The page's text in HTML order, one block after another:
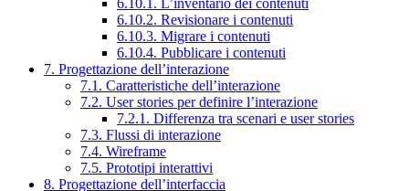
6.10.2. Revisionare i contenuti
6.10.3. Migrare i contenuti
6.10.4. Pubblicare i contenuti
7. Progettazione dell’interazione
7.1. Caratteristiche dell’interazione
7.2. User stories per definire l’interazione
7.2.1. Differenza tra scenari e user stories
7.3. Flussi di interazione
7.4. Wireframe
7.5. Prototipi interattivi
8. Progettazione dell’interfaccia